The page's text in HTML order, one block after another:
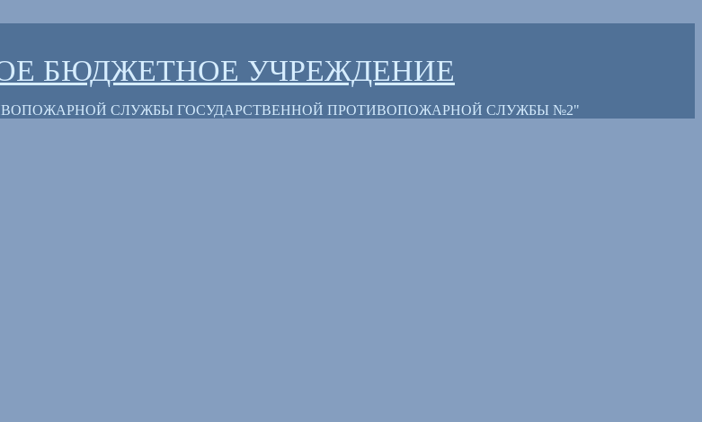
БЮДЖЕТНОЕ УЧРЕЖДЕНИЕ
СЛУЖБЫ ГОСУДАРСТВЕННОЙ ПРОТИВОПОЖАРНОЙ СЛУЖБЫ №2"